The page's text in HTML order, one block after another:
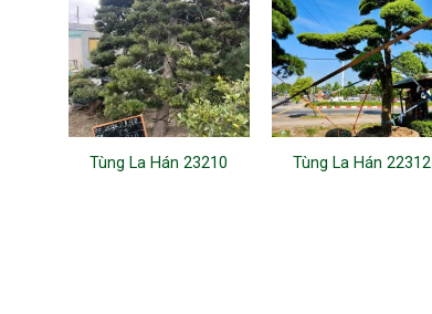
Tùng La Hán 23210 Tùng La Hán 22312